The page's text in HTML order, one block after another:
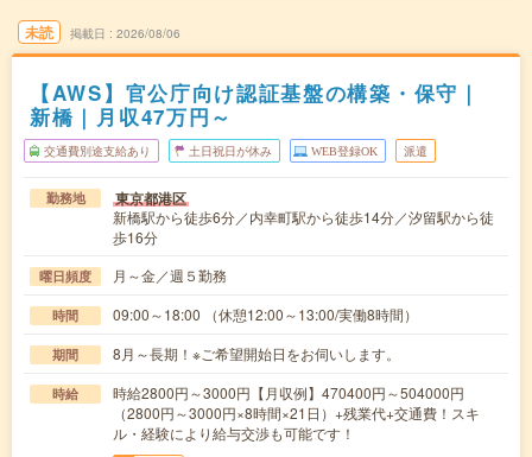
未読 掲載日 2026/08/06
【AWS】官公庁向け認証基盤の構築・保守｜
新橋｜月収47万円～
交通費別途支給あり 土日祝日が休み WEB登録OK 派遣
勤務地 東京都港区
新橋駅から徒歩6分／内幸町駅から徒歩14分／汐留駅から徒
歩16分
曜日頻度 月～金／週５勤務
時間 09:00～18:00 （休憩12:00～13:00/実働8時間）
期間 8月～長期！※ご希望開始日をお伺いします。
時給
時給2800円～3000円【月収例】470400円～504000円
（2800円～3000円×8時間×21日）+残業代+交通費！スキ
ル・経験により給与交渉も可能です！